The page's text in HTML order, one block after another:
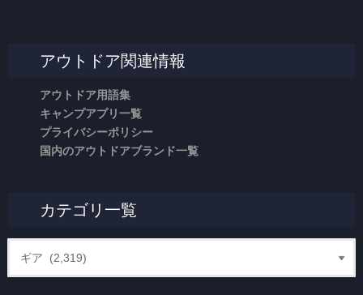
アウトドア関連情報
アウトドア用語集
キャンプアプリ一覧
プライバシーポリシー
国内のアウトドアブランド一覧
カテゴリ一覧